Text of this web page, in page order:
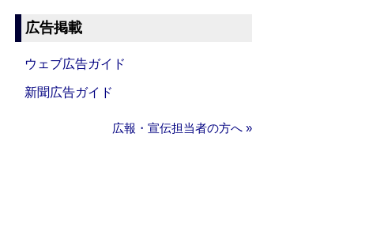
広告掲載
ウェブ広告ガイド
新聞広告ガイド
広報・宣伝担当者の方へ »